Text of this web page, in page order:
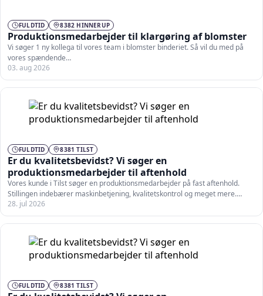
FULDTID 8382 HINNERUP
Produktionsmedarbejder til klargøring af blomster
Vi søger 1 ny kollega til vores team i blomster binderiet. Så vil du med på
vores spændende…
03. aug 2026
FULDTID 8381 TILST
Er du kvalitetsbevidst? Vi søger en
produktionsmedarbejder til aftenhold
Vores kunde i Tilst søger en produktionsmedarbejder på fast aftenhold.
Stillingen indebærer maskinbetjening, kvalitetskontrol og meget mere.
Som…
28. jul 2026
FULDTID 8381 TILST